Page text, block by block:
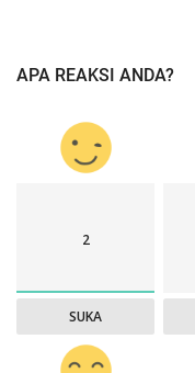
APA REAKSI ANDA?
2
SUKA